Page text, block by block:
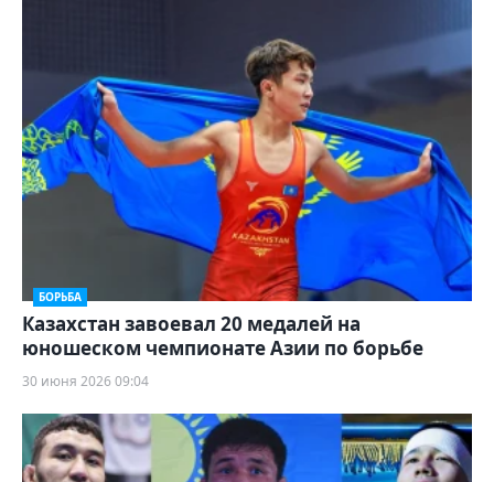
БОРЬБА
Казахстан завоевал 20 медалей на
юношеском чемпионате Азии по борьбе
30 июня 2026 09:04